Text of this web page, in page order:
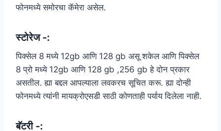
फोनमध्ये समोरचा कॅमेरा असेल.
स्टोरेज -:
पिक्सेल 8 मध्ये 12gb आणि 128 gb असू शकेल आणि पिक्सेल
8 प्रो मध्ये 12gb आणि 128 gb ,256 gb हे दोन प्रकार
असतील. ह्या बद्दल आपल्याला लवकरच सूचित करू. ह्या दोन्ही
फोनमध्ये त्यांनी मायक्रोएसडी साठी कोणताही पर्याय दिलेला नाही.
बॅटरी -: